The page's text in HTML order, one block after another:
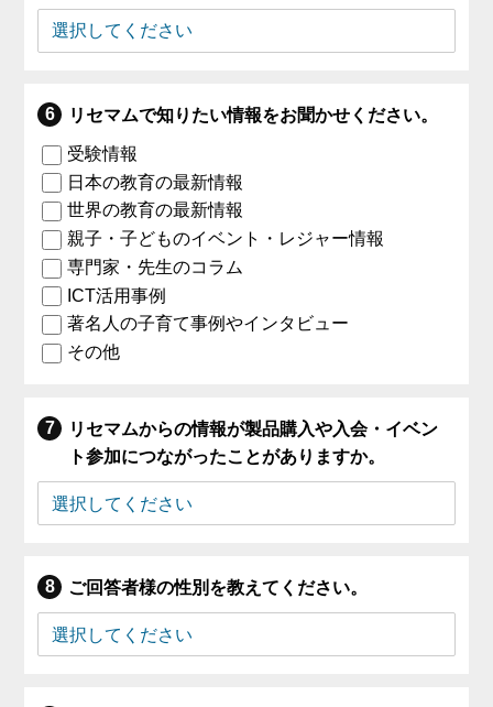
リセマムで知りたい情報をお聞かせください。
受験情報
日本の教育の最新情報
世界の教育の最新情報
親子・子どものイベント・レジャー情報
専門家・先生のコラム
ICT活用事例
著名人の子育て事例やインタビュー
その他
リセマムからの情報が製品購入や入会・イベン
ト参加につながったことがありますか。
ご回答者様の性別を教えてください。